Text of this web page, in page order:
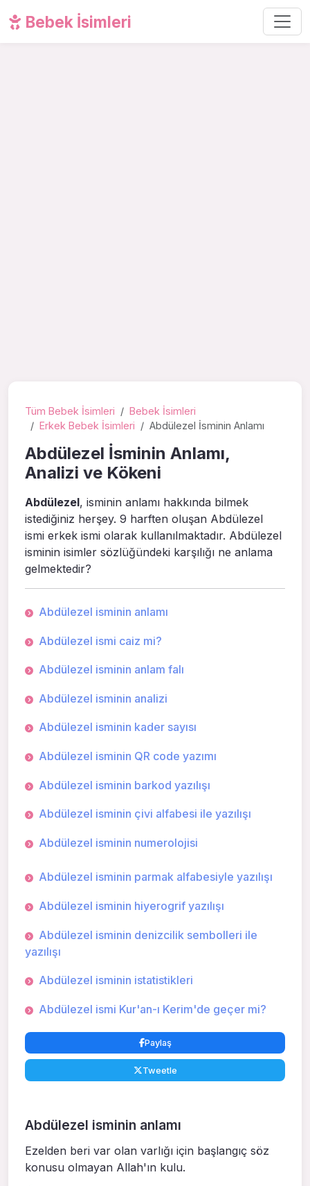
Bebek İsimleri
Tüm Bebek İsimleri
Bebek İsimleri
Erkek Bebek İsimleri
Abdülezel İsminin Anlamı
Abdülezel İsminin Anlamı,
Analizi ve Kökeni
Abdülezel, isminin anlamı hakkında bilmek
istediğiniz herşey. 9 harften oluşan Abdülezel
ismi erkek ismi olarak kullanılmaktadır. Abdülezel
isminin isimler sözlüğündeki karşılığı ne anlama
gelmektedir?
Abdülezel isminin anlamı
Abdülezel ismi caiz mi?
Abdülezel isminin anlam falı
Abdülezel isminin analizi
Abdülezel isminin kader sayısı
Abdülezel isminin QR code yazımı
Abdülezel isminin barkod yazılışı
Abdülezel isminin çivi alfabesi ile yazılışı
Abdülezel isminin numerolojisi
Abdülezel isminin parmak alfabesiyle yazılışı
Abdülezel isminin hiyerogrif yazılışı
Abdülezel isminin denizcilik sembolleri ile
yazılışı
Abdülezel isminin istatistikleri
Abdülezel ismi Kur'an-ı Kerim'de geçer mi?
Paylaş
Tweetle
Abdülezel isminin anlamı
Ezelden beri var olan varlığı için başlangıç söz
konusu olmayan Allah'ın kulu.